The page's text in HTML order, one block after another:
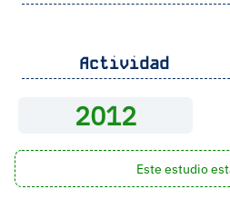
Actividad
2012
Este estudio